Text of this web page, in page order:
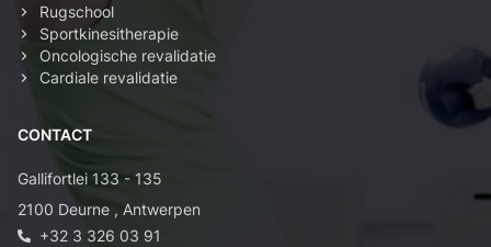
Rugschool
Sportkinesitherapie
Oncologische revalidatie
Cardiale revalidatie
CONTACT
Gallifortlei 133 - 135
2100 Deurne , Antwerpen
+32 3 326 03 91